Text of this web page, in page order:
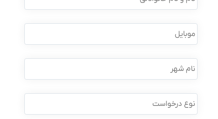
نام
موبایل *
نام
شهر
نوع
درخواست *